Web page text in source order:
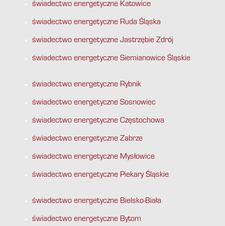
świadectwo energetyczne Katowice
świadectwo energetyczne Ruda Śląska
świadectwo energetyczne Jastrzębie Zdrój
świadectwo energetyczne Siemianowice Śląskie
świadectwo energetyczne Rybnik
świadectwo energetyczne Sosnowiec
świadectwo energetyczne Częstochowa
świadectwo energetyczne Zabrze
świadectwo energetyczne Mysłowice
świadectwo energetyczne Piekary Śląskie
świadectwo energetyczne Bielsko-Biała
świadectwo energetyczne Bytom